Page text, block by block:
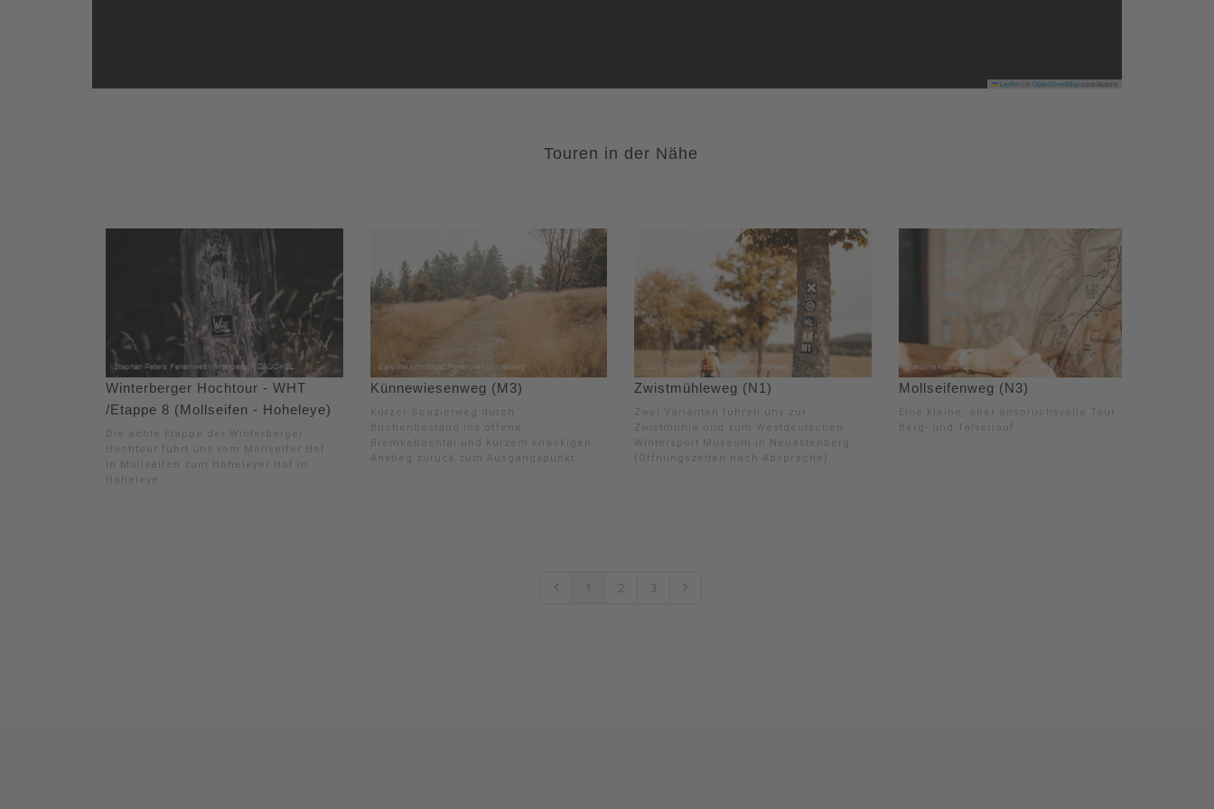
Leaflet OpenStreetMapcontributors
Touren in der Nähe
Winterberger Hochtour - WHT
/Etappe 8 (Mollseifen - Hoheleye)
Die achte Etappe der Winterberger
Hochtour führt uns vom Mollseifer Hof
in Mollseifen zum Hoheleyer Hof in
Hoheleye.
Künnewiesenweg (M3)
Kurzer Spazierweg durch
Buchenbestand ins offene
Bremkebachtal und kurzem knackigen
Anstieg zurück zum Ausgangspunkt.
Zwistmühleweg (N1)
Zwei Varianten führen uns zur
Zwistmühle und zum Westdeutschen
Wintersport Museum in Neuastenberg
(Öffnungszeiten nach Absprache).
Mollseifenweg (N3)
Eine kleine, aber anspruchsvolle Tour .
Berg- und Talverlauf .
1 2 3